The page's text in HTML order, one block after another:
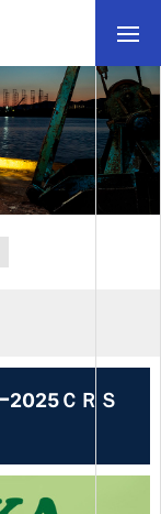
2025ＣＲＳ